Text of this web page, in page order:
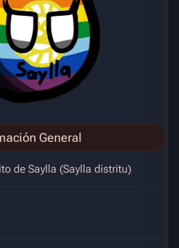
General
de Saylla (Saylla distritu)